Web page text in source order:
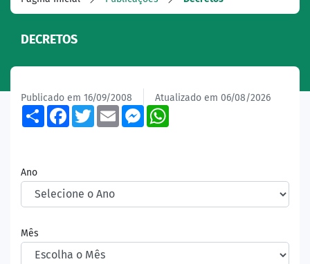
DECRETOS
Publicado em 16/09/2008 Atualizado em 06/08/2026
ShareFacebook
TwitterEmailMessenger
Ano
Mês